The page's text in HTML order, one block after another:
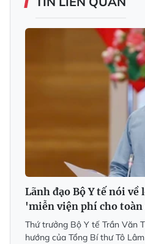
Lãnh đạo Bộ Y tế nói
'miễn viện phí cho toàn
Thứ trưởng Bộ Y tế Trần Văn
hướng của Tổng Bí thư Tô